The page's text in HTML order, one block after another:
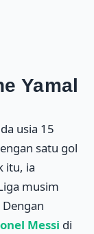
Yamal
usia 15
satu gol
itu, ia
musim
Messi di